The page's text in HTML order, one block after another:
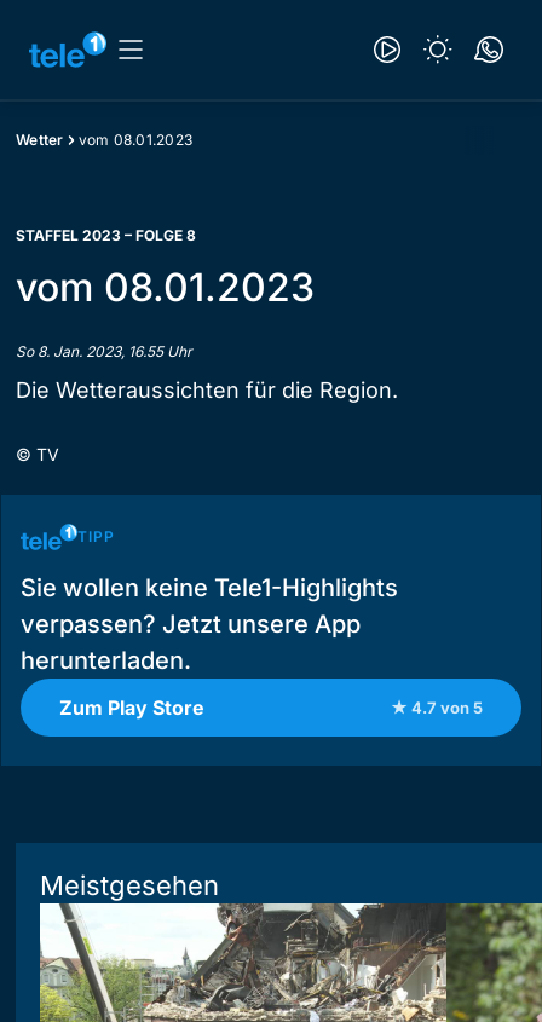
Wetter vom 08.01.2023
STAFFEL 2023 – FOLGE 8
vom 08.01.2023
So 8. Jan. 2023, 16.55 Uhr
Die Wetteraussichten für die Region.
© TV
TIPP
Sie wollen keine Tele1-Highlights
verpassen? Jetzt unsere App
herunterladen.
Zum Play Store ★ 4.7 von 5
Meistgesehen